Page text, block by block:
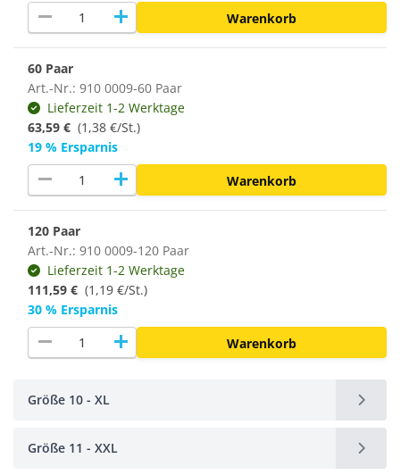
remove add Warenkorb
60 Paar
Art.-Nr.: 910 0009-60 Paar
Lieferzeit 1-2 Werktage
63,59 € (1,38 €/St.)
19 % Ersparnis
remove add Warenkorb
120 Paar
Art.-Nr.: 910 0009-120 Paar
Lieferzeit 1-2 Werktage
111,59 € (1,19 €/St.)
30 % Ersparnis
remove add Warenkorb
Größe 10 - XL
Größe 11 - XXL